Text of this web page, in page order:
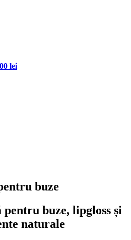
lei
buze
buze, lipgloss și
naturale